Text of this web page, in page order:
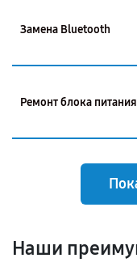
Замена Bluetooth
Ремонт блока питания
Наши